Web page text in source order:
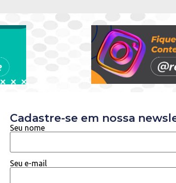
Cadastre-se em nossa
Seu nome
Seu e-mail